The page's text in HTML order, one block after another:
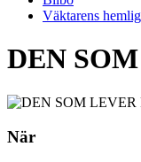
Väktarens
DEN
När